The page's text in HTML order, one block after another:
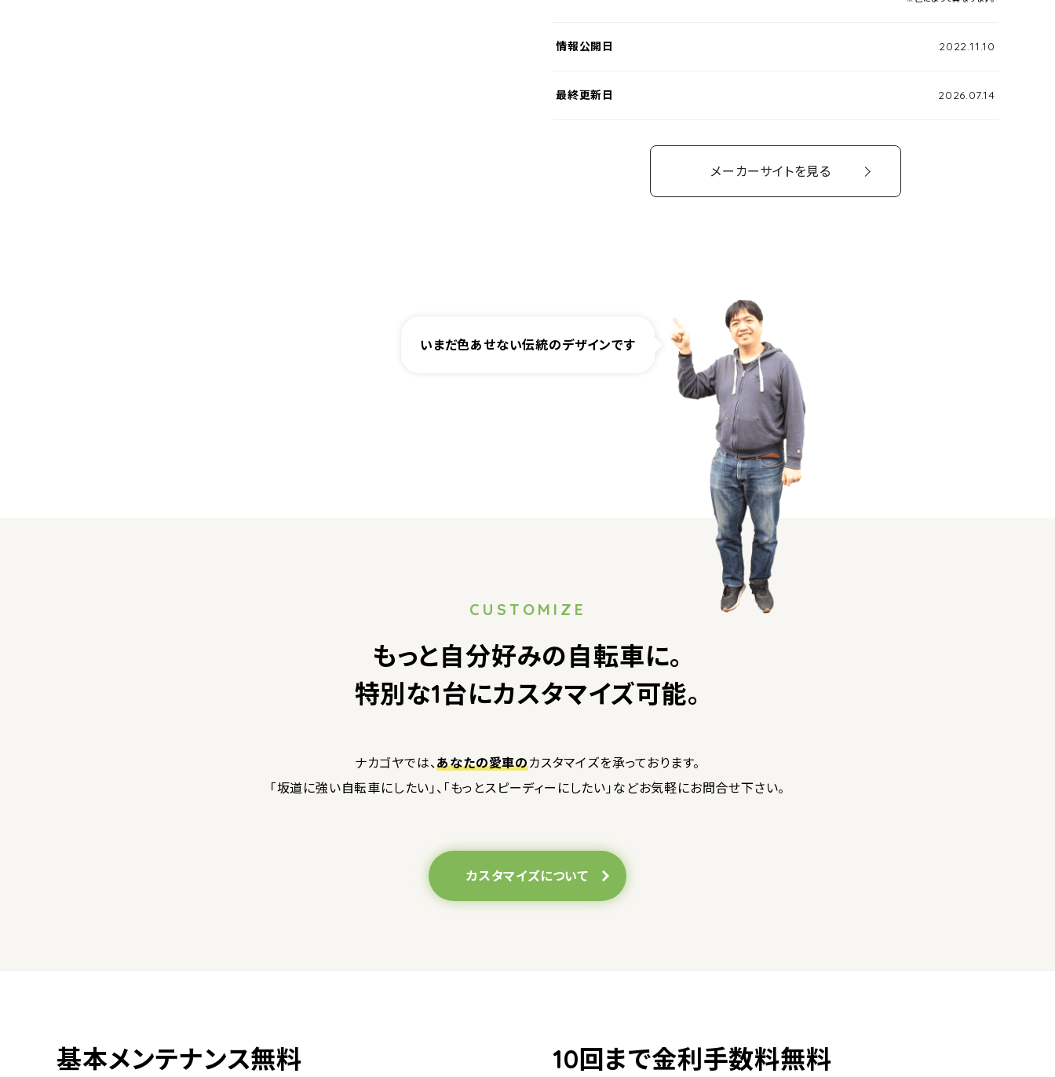
情報公開日 2022.11.10
最終更新日 2026.07.14
メーカーサイトを見る
いまだ色あせない伝統のデザインです
CUSTOMIZE
もっと自分好みの自転車に。
特別な1台にカスタマイズ可能。
ナカゴヤでは、あなたの愛車のカスタマイズを承っております。
「坂道に強い自転車にしたい」、 「もっとスピーディーにしたい」などお気軽にお問合せ下さい。
カスタマイズについて
基本メンテナンス無料 10回まで金利手数料無料